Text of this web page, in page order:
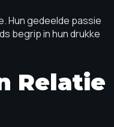
Hun gedeelde passie
begrip in hun drukke
Relatie